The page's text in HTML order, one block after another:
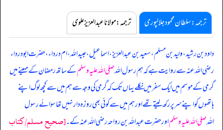
ترجمہ:سلطان محمود جلالپوری ترجمہ:مولانا عبدالعزیز علوی
داود بن رشید، ولید بن مسلم، سعید بن عبدالعزیز، اسماعیل، عبیداللہ، ام درداء، حضرت ابودرداء
رضی اللہ عنہ سے روایت ہے کہ ہم رسول اللہصلی اللہ علیہ وسلمکے ساتھ رمضان کے مہینے میں
گرمی کے موسم میں ایک سفر میں نکلے یہاں تک کہ گرمی کی وجہ سے ہم میں سے کچھ لوگ اپنے
ہاتھوں کو اپنے سر پر رکھ لیتے تھے اور ہم میں سے کوئی بھی روزہ دار نہیں تھا سوائے رسول
اللہصلی اللہ علیہ وسلماور حضرت عبداللہ بن رواحہ رضی اللہ عنہ کے۔[صحيح مسلم/كتاب